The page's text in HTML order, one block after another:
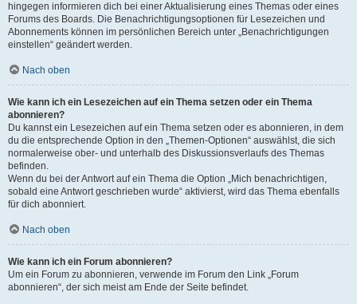
hingegen informieren dich bei einer Aktualisierung eines Themas oder eines
Forums des Boards. Die Benachrichtigungsoptionen für Lesezeichen und
Abonnements können im persönlichen Bereich unter „Benachrichtigungen
einstellen“ geändert werden.
Nach oben
Wie kann ich ein Lesezeichen auf ein Thema setzen oder ein Thema
abonnieren?
Du kannst ein Lesezeichen auf ein Thema setzen oder es abonnieren, in dem
du die entsprechende Option in den „Themen-Optionen“ auswählst, die sich
normalerweise ober- und unterhalb des Diskussionsverlaufs des Themas
befinden.
Wenn du bei der Antwort auf ein Thema die Option „Mich benachrichtigen,
sobald eine Antwort geschrieben wurde“ aktivierst, wird das Thema ebenfalls
für dich abonniert.
Nach oben
Wie kann ich ein Forum abonnieren?
Um ein Forum zu abonnieren, verwende im Forum den Link „Forum
abonnieren“, der sich meist am Ende der Seite befindet.